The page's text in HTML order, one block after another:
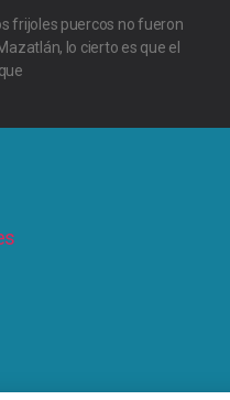
frijoles puercos no fueron
lo cierto es que el